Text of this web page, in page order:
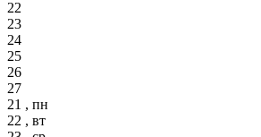
22
23
24
25
26
27
21 , пн
22 , вт